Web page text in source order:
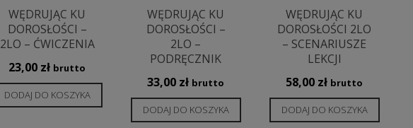
WĘDRUJĄC KU
DOROSŁOŚCI –
2LO – ĆWICZENIA
23,00 zł brutto
DODAJ DO KOSZYKA
WĘDRUJĄC KU
DOROSŁOŚCI –
2LO –
PODRĘCZNIK
33,00 zł brutto
DODAJ DO KOSZYKA
WĘDRUJĄC KU
DOROSŁOŚCI 2LO
– SCENARIUSZE
LEKCJI
58,00 zł brutto
DODAJ DO KOSZYKA